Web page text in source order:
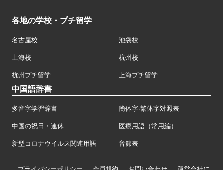
各地の学校・プチ留学
名古屋校 池袋校
上海校 杭州校
杭州プチ留学 上海プチ留学
中国語辞書
多音字学習辞書 簡体字·繁体字対照表
中国の祝日・連休 医療用語（常用編）
新型コロナウイルス関連用語 音節表